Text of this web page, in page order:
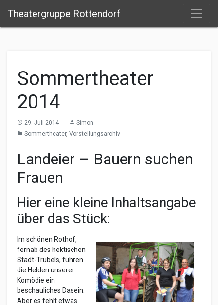
Theatergruppe Rottendorf
Sommertheater
2014
access_time 29. Juli 2014 person Simon
folder Sommertheater,Vorstellungsarchiv
Landeier – Bauern suchen
Frauen
Hier eine kleine Inhaltsangabe
über das Stück:
Im schönen Rothof,
fernab des hektischen
Stadt-Trubels, führen
die Helden unserer
Komödie ein
beschauliches Dasein.
Aber es fehlt etwas